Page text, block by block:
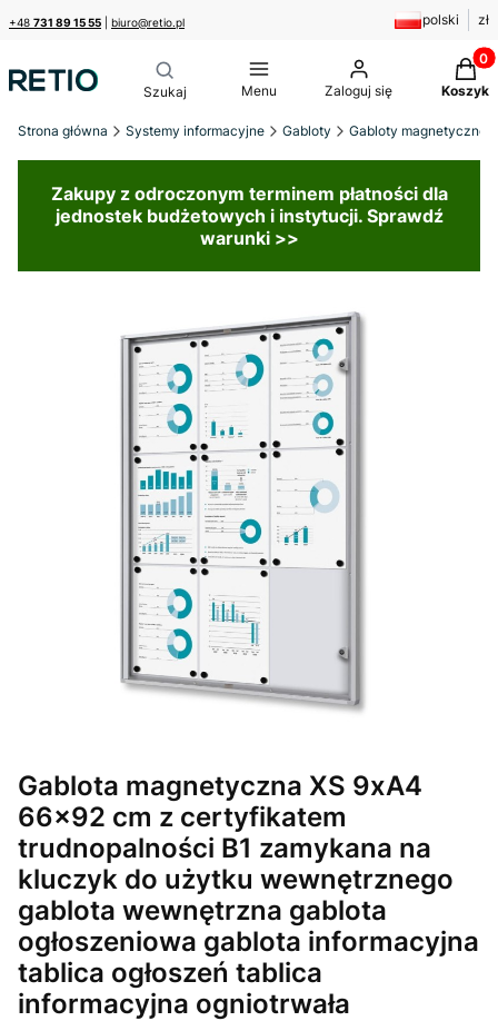
+48 731 89 15 55 biuro@retio.pl polski zł
Menu Zaloguj się Koszyk
Strona główna Systemy informacyjne Gabloty Gabloty magnetyczne
Zakupy z odroczonym terminem płatności dla
jednostek budżetowych i instytucji. Sprawdź
warunki >>
Gablota magnetyczna XS 9xA4
66x92 cm z certyfikatem
trudnopalności B1 zamykana na
kluczyk do użytku wewnętrznego
gablota wewnętrzna gablota
ogłoszeniowa gablota informacyjna
tablica ogłoszeń tablica
informacyjna ogniotrwała